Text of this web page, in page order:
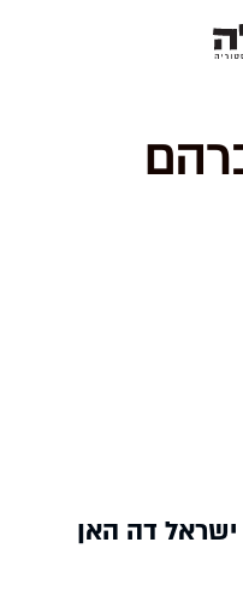
דה האן